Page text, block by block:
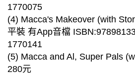
1770075
(4) Macca's Makeover (with
平裝 有App音檔
1770141
(5) Macca and Al, Super Pals
280元